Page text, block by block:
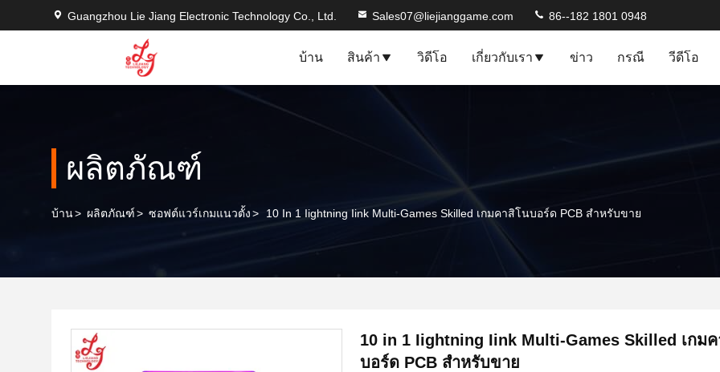
Guangzhou Lie Jiang Electronic Technology Co., Ltd. Sales07@liejianggame.com 86--182 1801 0948
บ้าน สินค้า วิดีโอ เกี่ยวกับเรา ข่าว กรณี วีดีโอ
ผลิตภัณฑ์
บ้าน> ผลิตภัณฑ์> ซอฟต์แวร์เกมแนวตั้ง> 10 In 1 Iightning Iink Multi-Games Skilled เกมคาสิโนบอร์ด PCB สำหรับขาย
10 in 1 Iightning Iink Multi-Games Skilled เกม
บอร์ด PCB สำหรับขาย